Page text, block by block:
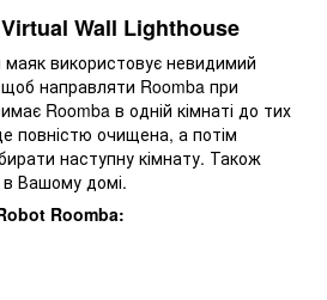
Virtual Wall Lighthouse
маяк використовує невидимий
направляти Roomba при
Roomba в одній кімнаті до тих
повністю очищена, а потім
наступну кімнату. Також
в Вашому домі.
Roomba: